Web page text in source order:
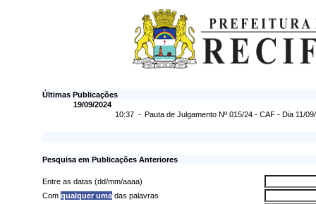
Últimas Publicações
19/09/2024
10:37 - Pauta de Julgamento Nº 015/24 - CAF - Dia 11/
Pesquisa em Publicações Anteriores
Entre as datas (dd/mm/aaaa)
Com qualquer umadas palavras